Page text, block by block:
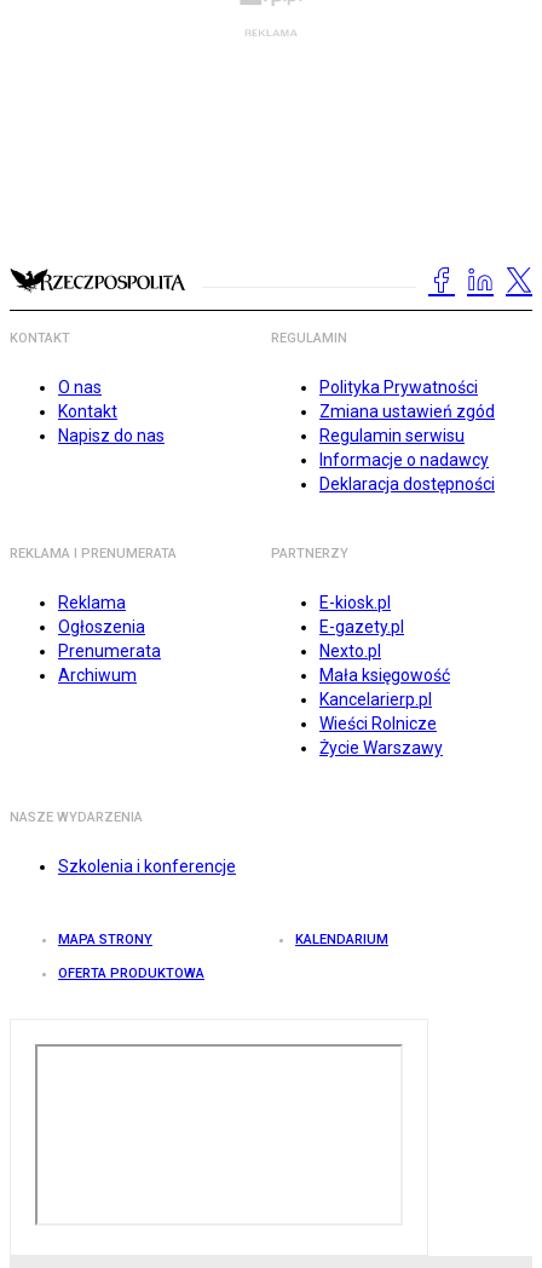
KONTAKT
O nas
Kontakt
Napisz do nas
REGULAMIN
Polityka Prywatności
Zmiana ustawień zgód
Regulamin serwisu
Informacje o nadawcy
Deklaracja dostępności
REKLAMA I PRENUMERATA
Reklama
Ogłoszenia
Prenumerata
Archiwum
PARTNERZY
E-kiosk.pl
E-gazety.pl
Nexto.pl
Mała księgowość
Kancelarierp.pl
Wieści Rolnicze
Życie Warszawy
NASZE WYDARZENIA
Szkolenia i konferencje
MAPA STRONY KALENDARIUM
OFERTA PRODUKTOWA